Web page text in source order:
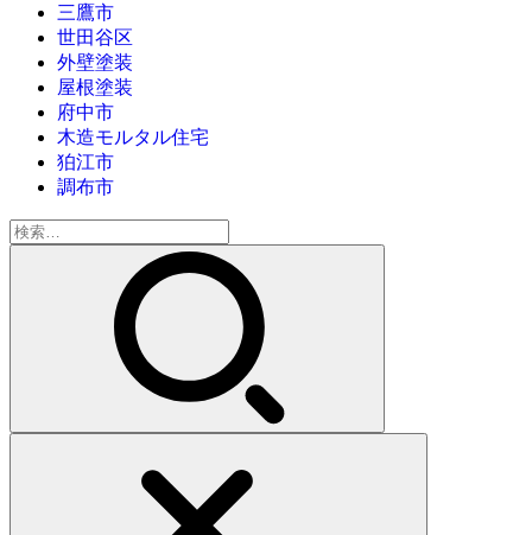
三鷹市
世田谷区
外壁塗装
屋根塗装
府中市
木造モルタル住宅
狛江市
調布市
検
索: